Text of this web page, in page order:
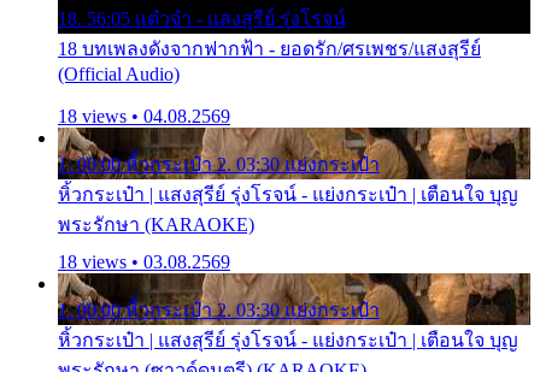
18. 56:05 แต๋วจ๋า - แสงสุรีย์ รุ่งโรจน์
18 บทเพลงดังจากฟากฟ้า - ยอดรัก/ศรเพชร/แสงสุรีย์
(Official Audio)
18 views • 04.08.2569
1. 00:00 หิ้วกระเป๋า 2. 03:30 แย่งกระเป๋า
หิ้วกระเป๋า | แสงสุรีย์ รุ่งโรจน์ - แย่งกระเป๋า | เตือนใจ บุญ
พระรักษา (KARAOKE)
18 views • 03.08.2569
1. 00:00 หิ้วกระเป๋า 2. 03:30 แย่งกระเป๋า
หิ้วกระเป๋า | แสงสุรีย์ รุ่งโรจน์ - แย่งกระเป๋า | เตือนใจ บุญ